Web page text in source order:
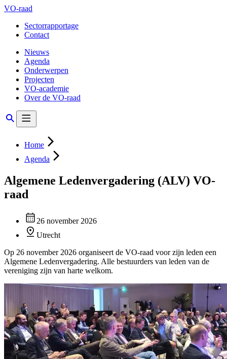
VO-raad
Sectorrapportage
Contact
Nieuws
Agenda
Onderwerpen
Projecten
VO-academie
Over de VO-raad
Home
Agenda
Algemene Ledenvergadering (ALV) VO-
raad
26 november 2026
Utrecht
Op 26 november 2026 organiseert de VO-raad voor zijn leden een
Algemene Ledenvergadering. Alle bestuurders van leden van de
vereniging zijn van harte welkom.